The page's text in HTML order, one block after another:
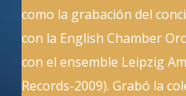
como la grabación del
con la English Chamber
con el ensemble Leipzig
Records-2009). Grabó la